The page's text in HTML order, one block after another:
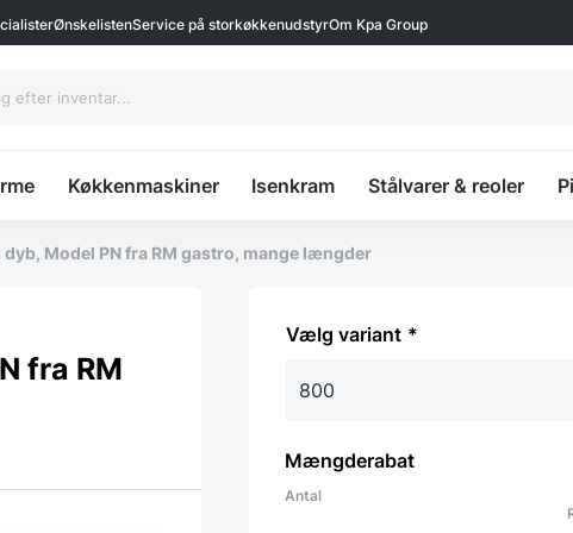
ØnskelistenService på storkøkkenudstyrOm Kpa Group
Køkkenmaskiner Isenkram Stålvarer & reoler
Model PN fra RM gastro, mange længder
fra RM
variant
Mængderabat
Antal